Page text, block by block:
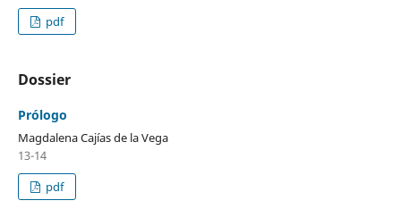
pdf
Dossier
Prólogo
Magdalena Cajías de la Vega
13-14
pdf